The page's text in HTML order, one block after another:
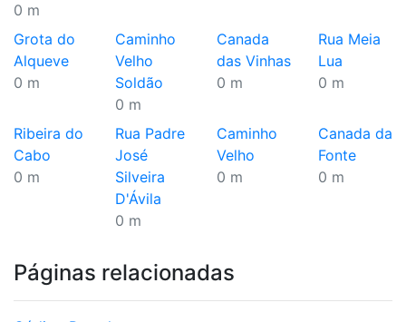
0 m
Grota do
Alqueve
0 m
Caminho
Velho
Soldão
0 m
Canada
das Vinhas
0 m
Rua Meia
Lua
0 m
Ribeira do
Cabo
0 m
Rua Padre
José
Silveira
D'Ávila
0 m
Caminho
Velho
0 m
Canada da
Fonte
0 m
Páginas relacionadas